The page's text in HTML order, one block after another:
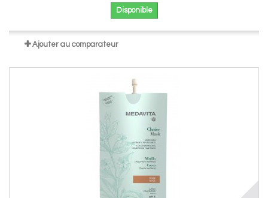
Disponible
Ajouter au comparateur